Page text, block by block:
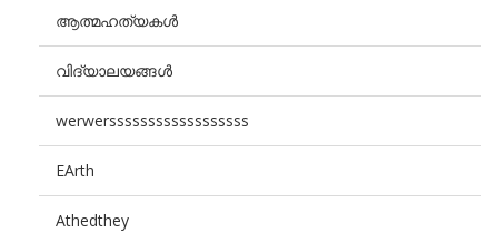
ആത്മഹത്യകൾ
വിദ്യാലയങ്ങൾ
werwerssssssssssssssssss
EArth
Athedthey